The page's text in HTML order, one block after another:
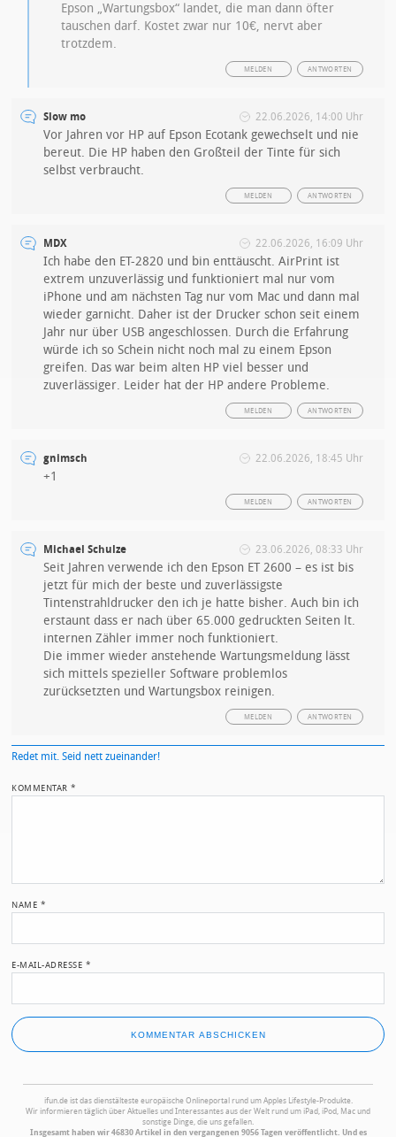
Epson „Wartungsbox“ landet, die man dann öfter
tauschen darf. Kostet zwar nur 10€, nervt aber
trotzdem.
ANTWORTEN
MELDEN
Slow mo 22.06.2026, 14:00 Uhr
Vor Jahren vor HP auf Epson Ecotank gewechselt und nie
bereut. Die HP haben den Großteil der Tinte für sich
selbst verbraucht.
ANTWORTEN
MELDEN
MDX 22.06.2026, 16:09 Uhr
Ich habe den ET-2820 und bin enttäuscht. AirPrint ist
extrem unzuverlässig und funktioniert mal nur vom
iPhone und am nächsten Tag nur vom Mac und dann mal
wieder garnicht. Daher ist der Drucker schon seit einem
Jahr nur über USB angeschlossen. Durch die Erfahrung
würde ich so Schein nicht noch mal zu einem Epson
greifen. Das war beim alten HP viel besser und
zuverlässiger. Leider hat der HP andere Probleme.
ANTWORTEN
MELDEN
gnimsch 22.06.2026, 18:45 Uhr
+1
ANTWORTEN
MELDEN
Michael Schulze 23.06.2026, 08:33 Uhr
Seit Jahren verwende ich den Epson ET 2600 – es ist bis
jetzt für mich der beste und zuverlässigste
Tintenstrahldrucker den ich je hatte bisher. Auch bin ich
erstaunt dass er nach über 65.000 gedruckten Seiten lt.
internen Zähler immer noch funktioniert.
Die immer wieder anstehende Wartungsmeldung lässt
sich mittels spezieller Software problemlos
zurücksetzten und Wartungsbox reinigen.
ANTWORTEN
MELDEN
Redet mit. Seid nett zueinander!
KOMMENTAR*
NAME *
E-MAIL-ADRESSE *
ifun.de ist das dienstälteste europäische Onlineportal rund um Apples Lifestyle-Produkte.
Wir informieren täglich über Aktuelles und Interessantes aus der Welt rund um iPad, iPod, Mac und
sonstige Dinge, die uns gefallen.
Insgesamt haben wir 46830 Artikel in den vergangenen 9056 Tagen veröffentlicht. Und es